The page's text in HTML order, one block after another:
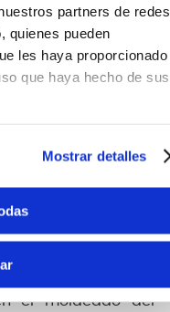
partners de redes
quienes pueden
les haya proporcionado
que haya hecho de sus
Mostrar detalles
en su clase.
4 láminas de
es el sonido. El
rica resonancia de
utilizando maderas
el moldeado del